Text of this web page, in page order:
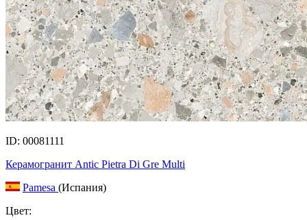
ID: 00081111
Керамогранит Antic Pietra Di Gre Multi
Pamesa (Испания)
Цвет: